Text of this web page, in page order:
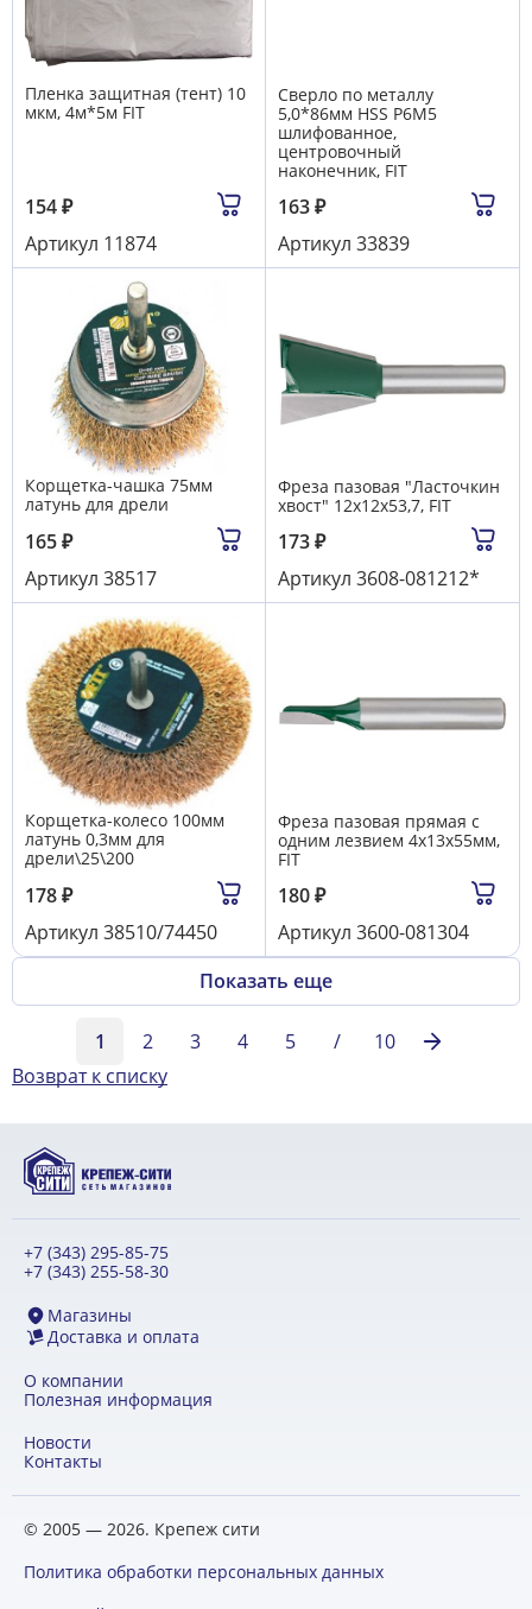
Пленка защитная (тент) 10
мкм, 4м*5м FIT
154₽
Артикул 11874
Сверло по металлу
5,0*86мм HSS Р6М5
шлифованное,
центровочный
наконечник, FIT
163₽
Артикул 33839
Корщетка-чашка 75мм
латунь для дрели
165₽
Артикул 38517
Фреза пазовая "Ласточкин
хвост" 12х12х53,7, FIT
173₽
Артикул 3608-081212*
Корщетка-колесо 100мм
латунь 0,3мм для
дрели\25\200
178₽
Артикул 38510/74450
Фреза пазовая прямая с
одним лезвием 4х13х55мм,
FIT
180₽
Артикул 3600-081304
Показать еще
1 2 3 4 5 /
10
Возврат к списку
+7 (343) 295-85-75
+7 (343) 255-58-30
Магазины
Доставка и оплата
О компании
Полезная информация
Новости
Контакты
© 2005 — 2026. Крепеж сити
Политика обработки персональных данных